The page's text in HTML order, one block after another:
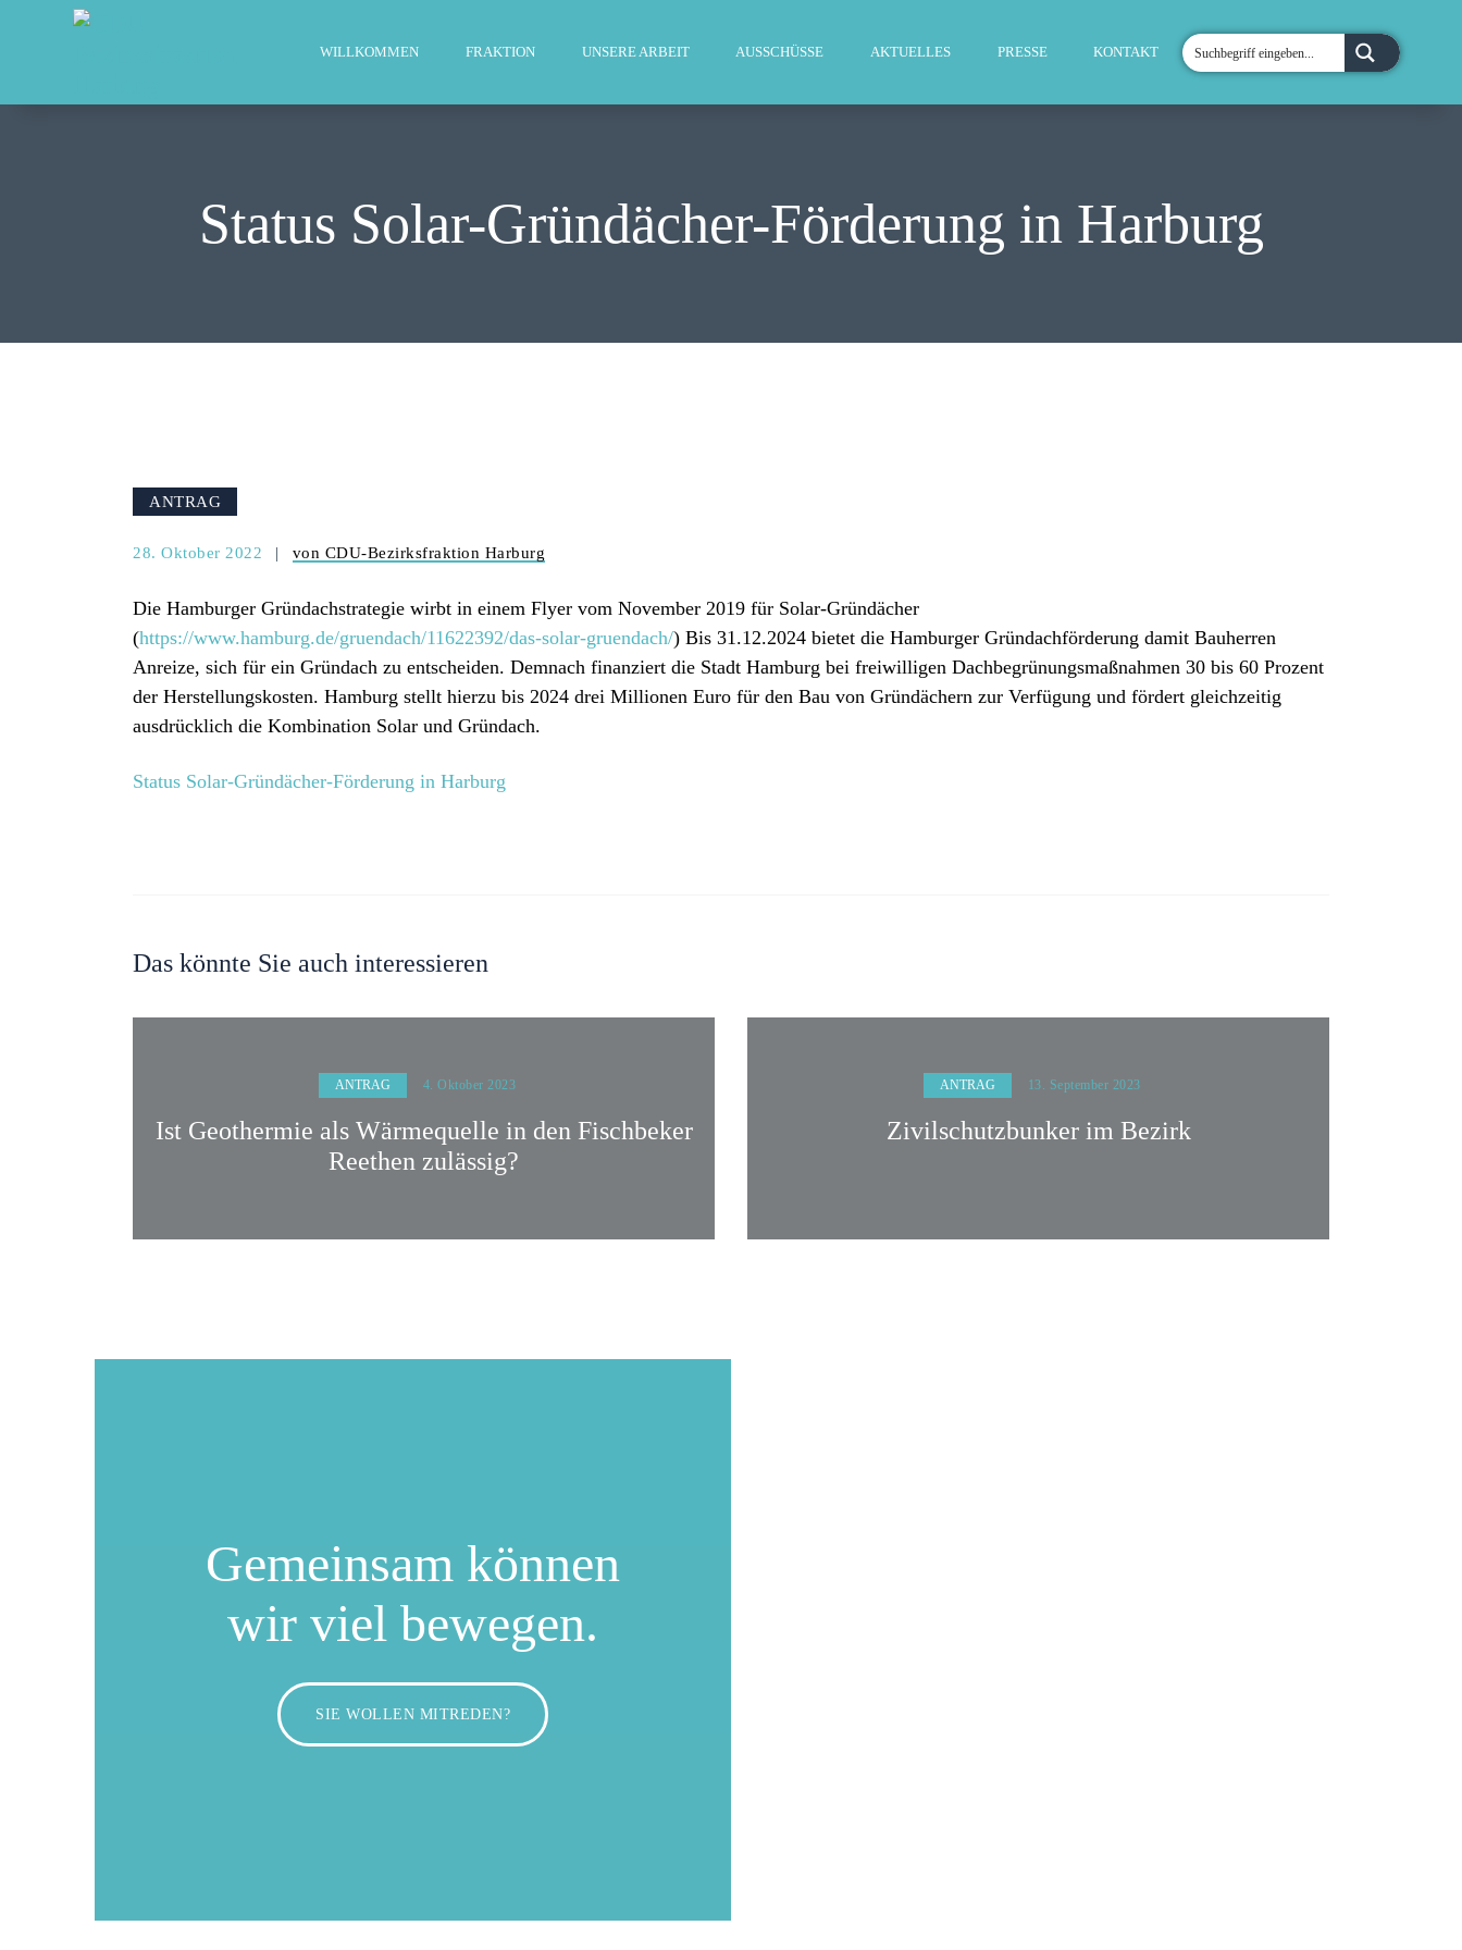
WILLKOMMEN FRAKTION UNSERE ARBEIT AUSSCHÜSSE AKTUELLES PRESSE KONTAKT
Status Solar-Gründächer-Förderung in Harburg
AKTUELLES
KONTAKT
ANTRAG
28. Oktober 2022 von CDU-Bezirksfraktion Harburg
Die Hamburger Gründachstrategie wirbt in einem Flyer vom November 2019 für Solar-Gründächer
(https://www.hamburg.de/gruendach/11622392/das-solar-gruendach/) Bis 31.12.2024 bietet die Hamburger Gründachförderung damit Bauherren
Anreize, sich für ein Gründach zu entscheiden. Demnach finanziert die Stadt Hamburg bei freiwilligen Dachbegrünungsmaßnahmen 30 bis 60 Prozent
der Herstellungskosten. Hamburg stellt hierzu bis 2024 drei Millionen Euro für den Bau von Gründächern zur Verfügung und fördert gleichzeitig
ausdrücklich die Kombination Solar und Gründach.
Status Solar-Gründächer-Förderung in Harburg
Das könnte Sie auch interessieren
ANTRAG 4. Oktober 2023
Ist Geothermie als Wärmequelle in den Fischbeker
Reethen zulässig?
ANTRAG 13. September 2023
Zivilschutzbunker im Bezirk
Gemeinsam können
wir viel bewegen.
SIE WOLLEN MITREDEN?